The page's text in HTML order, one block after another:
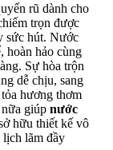
rũ dành cho
trọn được
sức hút. Nước
hoàn hảo cùng
Sự hòa trộn
dễ chịu, sang
hương thơm
giúp nước
hữu thiết kế vô
lịch lãm đầy